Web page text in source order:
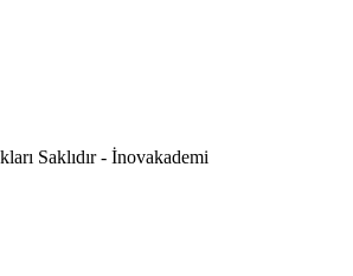
Saklıdır - İnovakademi